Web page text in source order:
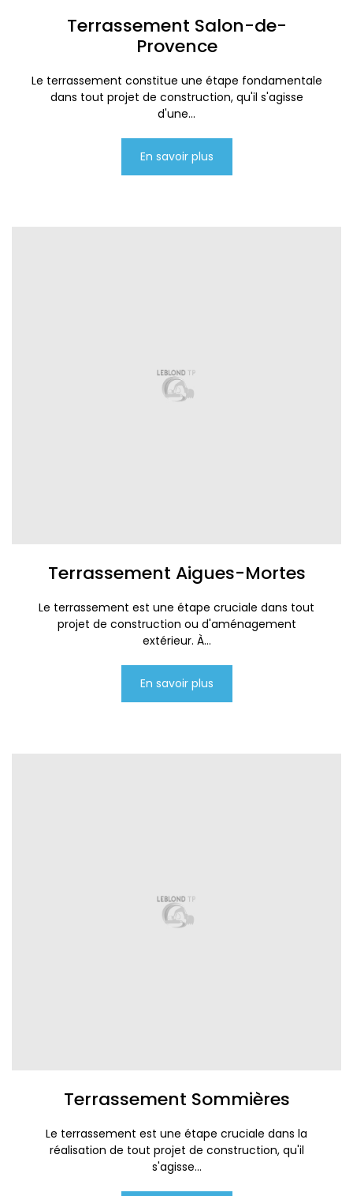
Terrassement Salon-de-
Provence
Le terrassement constitue une étape fondamentale
dans tout projet de construction, qu'il s'agisse
d'une...
En savoir plus
Terrassement Aigues-Mortes
Le terrassement est une étape cruciale dans tout
projet de construction ou d'aménagement
extérieur. À...
En savoir plus
Terrassement Sommières
Le terrassement est une étape cruciale dans la
réalisation de tout projet de construction, qu'il
s'agisse...